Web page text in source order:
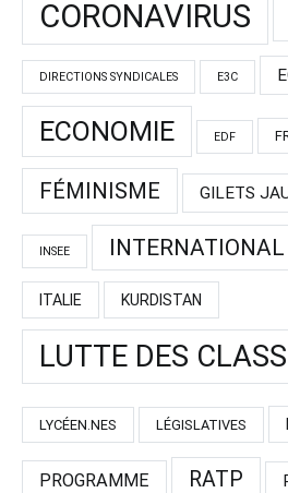
CORONAVIRUS
DIRECTIONS SYNDICALES E3C
ECONOMIE EDF
FÉMINISME GILETS
INSEE INTERNATIONAL
ITALIE KURDISTAN
LUTTE DES
LYCÉEN.NES LÉGISLATIVES
PROGRAMME RATP